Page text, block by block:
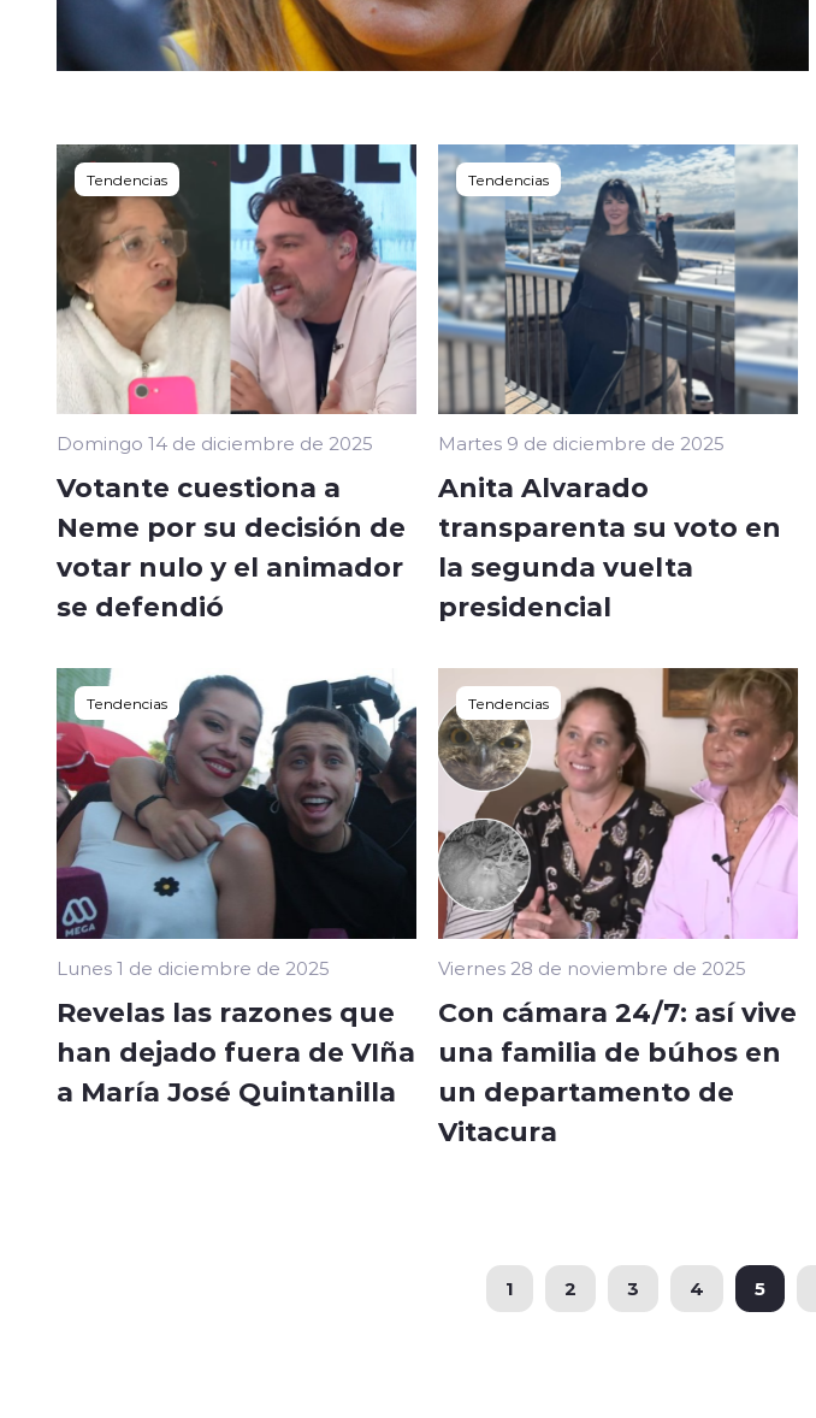
Tendencias
Domingo 14 de diciembre de 2025
Votante cuestiona a
Neme por su decisión de
votar nulo y el animador
se defendió
Tendencias
Martes 9 de diciembre de 2025
Anita Alvarado
transparenta su voto en
la segunda vuelta
presidencial
Tendencias
Lunes 1 de diciembre de 2025
Revelas las razones que
han dejado fuera de VIña
a María José Quintanilla
Tendencias
Viernes 28 de noviembre de 2025
Con cámara 24/7: así vive
una familia de búhos en
un departamento de
Vitacura
1 2 3 4 5